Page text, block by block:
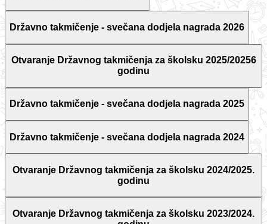
Državno takmičenje - svečana dodjela nagrada 2026
Otvaranje Državnog takmičenja za školsku 2025/20256
godinu
Državno takmičenje - svečana dodjela nagrada 2025
Državno takmičenje - svečana dodjela nagrada 2024
Otvaranje Državnog takmičenja za školsku 2024/2025.
godinu
Otvaranje Državnog takmičenja za školsku 2023/2024.